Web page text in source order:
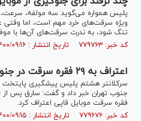
پلیس همواره می‌گوید سه مولفه،
ویژه سرقت‌های خرد مهم است، اما وقتی
تنگ شود، به ندرت سرقت‌های آن‌ها با
کد خبر: ۷۷۹۷۶۳ تاریخ انتشار : ۱۴۰۰/۰۹/۱۶
اعتراف به ۲۹ فقره سرقت در جنوب تهران
سرکلانتر هشتم پلیس پیشگیری پایتخت
فقره سرقت موبایل قاپی اعتراف کرد.
کد خبر: ۷۷۹۶۷۶ تاریخ انتشار : ۱۴۰۰/۰۹/۱۵